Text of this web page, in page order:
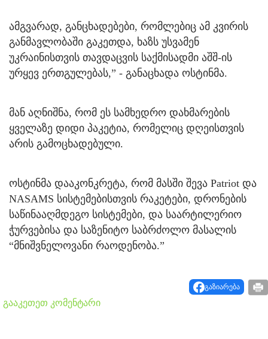
ამგვარად, განცხადებები, რომლებიც ამ კვირის
განმავლობაში გაკეთდა, ხაზს უსვამენ
უკრაინისთვის თავდაცვის საქმისადმი აშშ-ის
ურყევ ერთგულებას,” - განაცხადა ოსტინმა.
მან აღნიშნა, რომ ეს სამხედრო დახმარების
ყველაზე დიდი პაკეტია, რომელიც დღეისთვის
არის გამოცხადებული.
ოსტინმა დააკონკრეტა, რომ მასში შევა Patriot და
NASAMS სისტემებისთვის რაკეტები, დრონების
საწინააღმდეგო სისტემები, და საარტილერიო
ჭურვებისა და საზენიტო საბრძოლო მასალის
“მნიშვნელოვანი რაოდენობა.”
გაზიარება
გააკეთეთ კომენტარი